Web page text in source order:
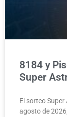
8184 y
Super
El sorteo
agosto de